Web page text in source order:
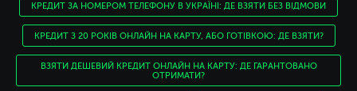
КРЕДИТ ЗА НОМЕРОМ ТЕЛЕФОНУ В УКРАЇНІ: ДЕ ВЗЯТИ БЕЗ ВІДМОВИ
КРЕДИТ З 20 РОКІВ ОНЛАЙН НА КАРТУ, АБО ГОТІВКОЮ: ДЕ ВЗЯТИ?
ВЗЯТИ ДЕШЕВИЙ КРЕДИТ ОНЛАЙН НА КАРТУ: ДЕ ГАРАНТОВАНО
ОТРИМАТИ?